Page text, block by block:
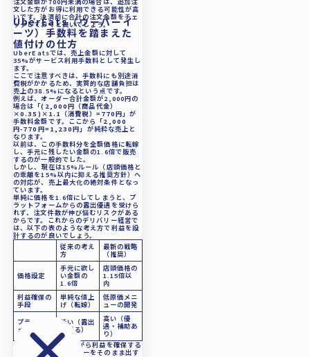
文した方がお得に利用できる可能性が高
いです。決済前に合計の注文金額をチェ
ックしておくと良いでしょう。
UberEats（ウーバーイ
ーツ）手数料を踏まえた
値付けの仕方
UberEatsでは、売上金額に対して
35%がサービス利用手数料として発生し
ます。
ここで注意すべきは、手数料にも別途消
費税がかかるため、実質的な店舗負担は
売上の38.5%になるという点です。
例えば、オーダー合計金額が2,000円の
場合は 「(2,000円（商品代金）
×0.35)×1.1（消費税）=770円」が
手数料金額です。ここから 「2,000
円-770円=1,230円」 が純粋な売上と
なります。
以前は、この手数料分を全額価格に転嫁
し、手元に残したい金額の1.6倍で販売
するのが一般的でした。
しかし、現在は15%ルール（店頭価格と
の乖離を15%以内に抑える推奨方針）へ
の対応が、売上最大化の絶対条件となっ
ています。
単純に価格を1.6倍にしてしまうと、プ
ラットフォームからの露出優遇を受けら
れず、注文件数が伸び悩むリスクがある
からです。これからのデリバリー経営で
は、以下の表のような考え方で利益を設
計するのが良いでしょう。
従来の考え
方
最新の戦略
（推奨）
価格設定
手元に欲し
い金額の
1.6倍
店頭価格の
1.15倍以
内
利益確保の
手段
単純な値上
げ（転嫁）
低原価メニ
ューの開発
プラットフ
ォーム評価
低い（露出
が減る）
高い（優
遇・補助あ
り）
15%ルールを守りながら利益を確保する
ためには、既存メニューをそのまま出す